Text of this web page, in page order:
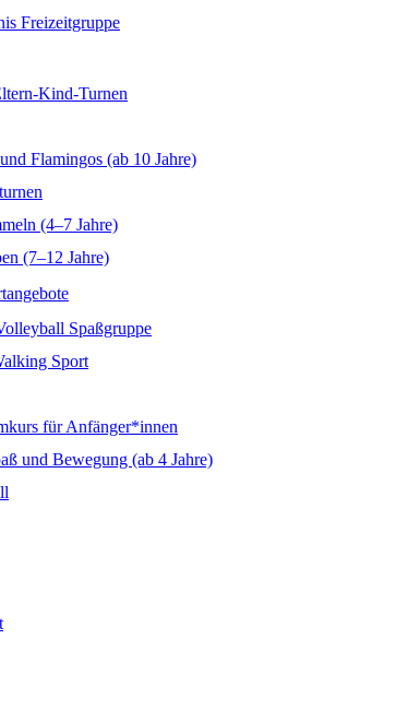
Freizeitgruppe
Kind-Turnen
Flamingos (ab 10 Jahre)
(4–7 Jahre)
(7–12 Jahre)
Spaßgruppe
Sport
für Anfänger*innen
und Bewegung (ab 4 Jahre)